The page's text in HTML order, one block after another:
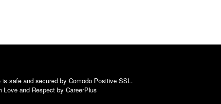
is safe and secured by Comodo Positive SSL.
Love and Respect by CareerPlus